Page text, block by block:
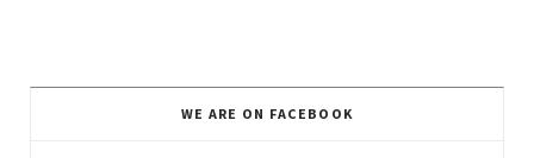
WE ARE ON FACEBOOK